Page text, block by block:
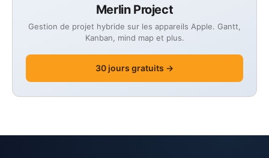
Merlin Project
Gestion de projet hybride sur les appareils Apple. Gantt,
Kanban, mind map et plus.
30 jours gratuits →